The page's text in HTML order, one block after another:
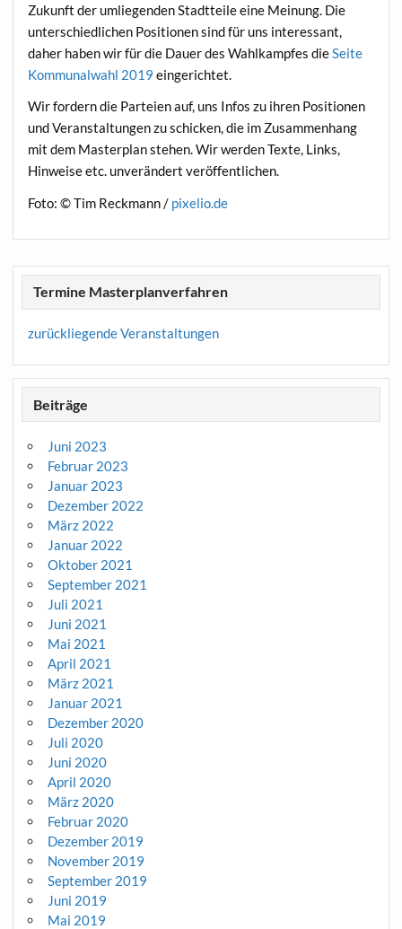
Zukunft der umliegenden Stadtteile eine Meinung. Die
unterschiedlichen Positionen sind für uns interessant,
daher haben wir für die Dauer des Wahlkampfes dieSeite
Kommunalwahl 2019 eingerichtet.
Wir fordern die Parteien auf, uns Infos zu ihren Positionen
und Veranstaltungen zu schicken, die im Zusammenhang
mit dem Masterplan stehen. Wir werden Texte, Links,
Hinweise etc. unverändert veröffentlichen.
Foto: © Tim Reckmann / pixelio.de
Termine Masterplanverfahren
zurückliegende Veranstaltungen
Beiträge
Juni 2023
Februar 2023
Januar 2023
Dezember 2022
März 2022
Januar 2022
Oktober 2021
September 2021
Juli 2021
Juni 2021
Mai 2021
April 2021
März 2021
Januar 2021
Dezember 2020
Juli 2020
Juni 2020
April 2020
März 2020
Februar 2020
Dezember 2019
November 2019
September 2019
Juni 2019
Mai 2019